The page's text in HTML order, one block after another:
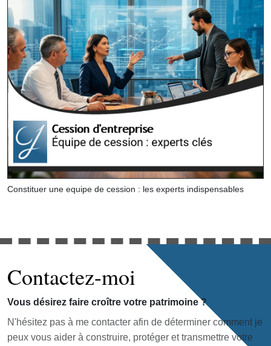
Constituer une equipe de cession : les experts indispensables
Contactez-moi
Vous désirez faire croître votre patrimoine ?
N'hésitez pas à me contacter afin de déterminer comment je
peux vous aider à construire, protéger et transmettre votre